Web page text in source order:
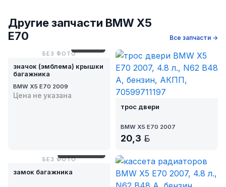
Другие запчасти BMW X5
E70
Все запчасти →
БЕЗ ФОТО
значок (эмблема) крышки
багажника
BMW X5 E70 2009
Цена не указана
трос двери
BMW X5 E70 2007
20,3
БЕЗ ФОТО
замок багажника